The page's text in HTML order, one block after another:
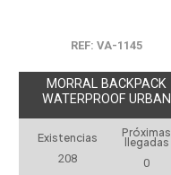
REF: VA-1145
MORRAL BACKPACK
WATERPROOF URBAN
Existencias
208
Próximas
llegadas
0